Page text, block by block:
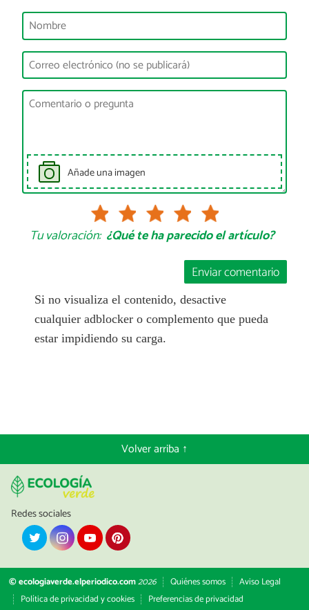
Añade una imagen
Tu valoración: ¿Qué te ha parecido el artículo?
Enviar comentario
Si no visualiza el contenido, desactive
cualquier adblocker o complemento que pueda
estar impidiendo su carga.
Volver arriba ↑
Redes sociales
© ecologiaverde.elperiodico.com2026 Quiénes somos
Aviso Legal
Política de privacidad y cookies
Preferencias de privacidad